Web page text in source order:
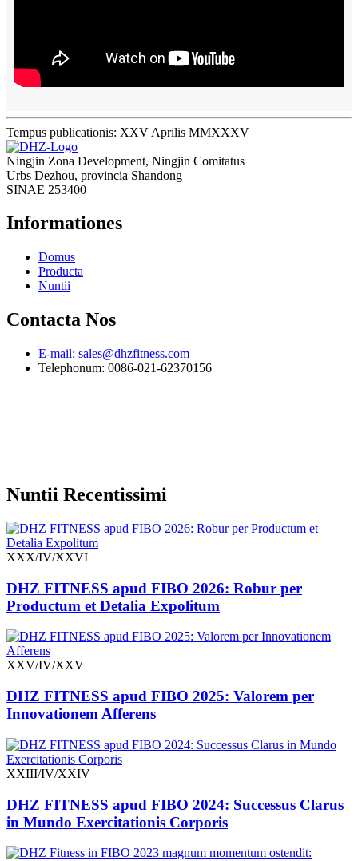
Tempus publicationis: XXV Aprilis MMXXXV
Ningjin Zona Development, Ningjin Comitatus
Urbs Dezhou, provincia Shandong
SINAE 253400
Informationes
Domus
Producta
Nuntii
Contacta Nos
E-mail: sales@dhzfitness.com
Telephonum: 0086-021-62370156
Nuntii Recentissimi
XXX/IV/XXVI
DHZ FITNESS apud FIBO 2026: Robur per
Productum et Detalia Expolitum
XXV/IV/XXV
DHZ FITNESS apud FIBO 2025: Valorem per
Innovationem Afferens
XXIII/IV/XXIV
DHZ FITNESS apud FIBO 2024: Successus Clarus
in Mundo Exercitationis Corporis